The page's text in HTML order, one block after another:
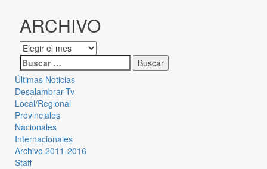
ARCHIVO
Últimas Noticias
Desalambrar-Tv
Local/Regional
Provinciales
Nacionales
Internacionales
Archivo 2011-2016
Staff